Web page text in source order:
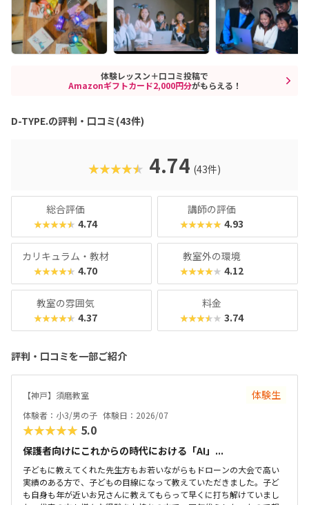
体験レッスン＋口コミ投稿で
Amazonギフトカード2,000円分がもらえる！
D-TYPE.の評判・口コミ(43件)
★★★★★ 4.74 (43件)
総合評価
★★★★★ 4.74
講師の評価
★★★★★ 4.93
カリキュラム・教材
★★★★★ 4.70
教室外の環境
★★★★★ 4.12
教室の雰囲気
★★★★★ 4.37
料金
★★★★★ 3.74
評判・口コミを一部ご紹介
​【神戸】須磨教室 体験生
体験者：小3/男の子 体験日：2026/07
★★★★★ 5.0
保護者向けにこれからの時代における「AI」...
子どもに教えてくれた先生方もお若いながらもドローンの大会で高い
実績のある方で、子どもの目線になって教えていただきました。子ど
も自身も年が近いお兄さんに教えてもらって早くに打ち解けていまし